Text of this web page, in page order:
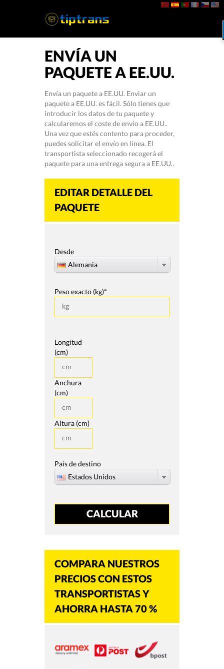
ENVÍA UN
PAQUETE A EE.UU.
Envía un paquete a EE.UU. Enviar un
paquete a EE.UU. es fácil. Sólo tienes que
introducir los datos de tu paquete y
calcularemos el coste de envío a EE.UU..
Una vez que estés contento para proceder,
puedes solicitar el envío en línea. El
transportista seleccionado recogerá el
paquete para una entrega segura a EE.UU..
EDITAR DETALLE DEL
PAQUETE
Desde
Alemania
Peso exacto (kg)*
Longitud
(cm)
Anchura
(cm)
Altura (cm)
País de destino
Estados Unidos
COMPARA NUESTROS
PRECIOS CON ESTOS
TRANSPORTISTAS Y
AHORRA HASTA 70 %